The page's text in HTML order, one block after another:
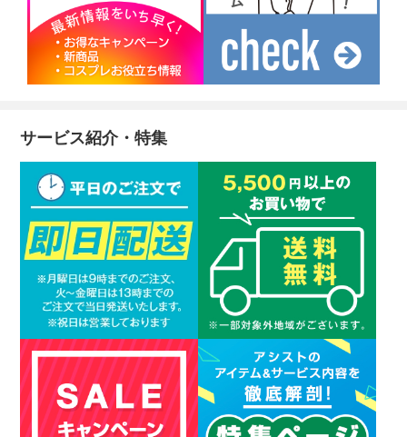
サービス紹介・特集